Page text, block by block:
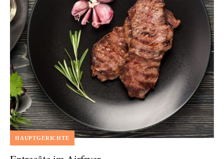
HAUPTGERICHTE